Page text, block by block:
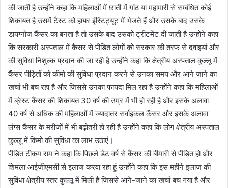
की जाती है उन्होंने कहा कि महिलाओं में छाती में गांठ या महामारी से सम्बंधित कोई
शिकायत है उसमें टैस्ट को हायर इंस्टिट्यूट में भेजते हैं और उसके बाद उसके
डायग्नोज कैंसर का बनता है तो उसके बाद उसको ट्रीटमेंट दी जाती है उन्होंने कहा
कि सरकारी अस्पताल में कैंसर से पीड़ित लोगों को सरकार की तरफ से दवाइयां और
की सुविधा निशुल्क प्रदान की जा रही है उन्होंने कहा कि क्षेत्रीय अस्पताल कुल्लू में
कैंसर पीड़ितों को कीमो की सुविधा प्रदान करने से उनका समय और आने जाने का
खर्चा भी बच रहा है और जिससे उनका फायदा मिल रहा है उन्होंने कहा कि महिलाओं
में ब्रेस्ट कैंसर की शिकायत 30 वर्ष की उम्र में भी हो रही है और इसके अलावा
40 वर्ष से अधिक की महिलाओं में ज्यादातर सर्वाइकल कैंसर और इसके अलावा
लंग्स कैंसर के मरीजों में भी बढ़ोतरी हो रही है उन्होंने कहा कि लोग क्षेत्रीय अस्पताल
कुल्लू में किमो की सुविधा का लाभ उठाएं।
पीड़ित टीकम राम ने कहा कि पिछले डेट वर्ष से कैंसर की बीमारी से पीड़ित हो और
शिमला आईजीएमसी से इलाज करवा रहा हूं उन्होंने कहा कि इस महीने इलाज की
सुविधा क्षेत्रीय स्तर कुल्लू में मिली है जिससे आने-जाने का खर्चा बच गया है और